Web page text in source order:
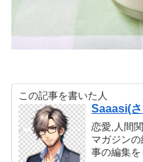
この記事を書いた人
Saaasi(
恋愛,人間
マガジン
事の編集